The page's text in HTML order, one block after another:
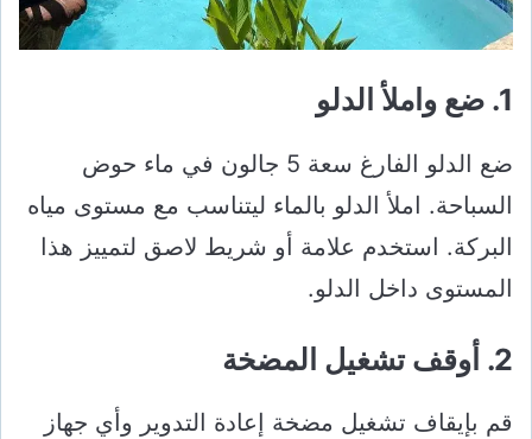
1. ضع واملأ الدلو
ضع الدلو الفارغ سعة 5 جالون في ماء حوض
السباحة. املأ الدلو بالماء ليتناسب مع مستوى مياه
البركة. استخدم علامة أو شريط لاصق لتمييز هذا
المستوى داخل الدلو.
2. أوقف تشغيل المضخة
قم بإيقاف تشغيل مضخة إعادة التدوير وأي جهاز